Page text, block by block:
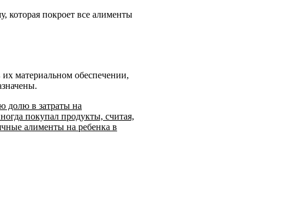
которая покроет все алименты
материальном обеспечении,
долю в затраты на
покупал продукты, считая,
алименты на ребенка в